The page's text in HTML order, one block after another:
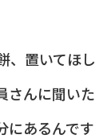
、置いてほし
さんに聞いた
にあるんです